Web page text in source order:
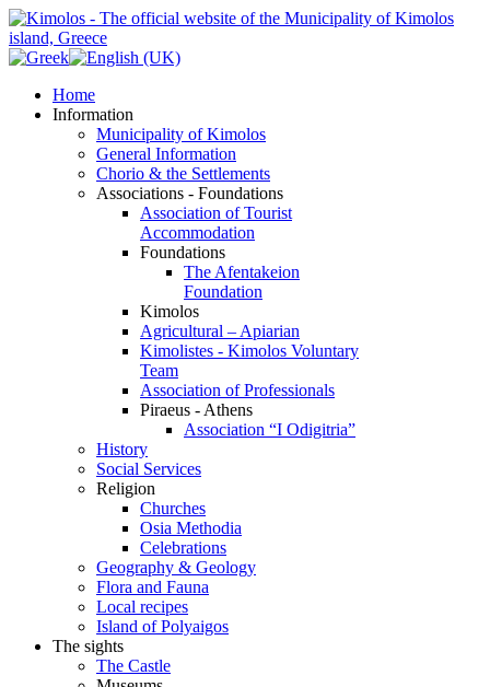
Home
Information
Municipality of Kimolos
General Information
Chorio & the Settlements
Associations - Foundations
Association of Tourist
Accommodation
Foundations
The Afentakeion
Foundation
Kimolos
Agricultural – Apiarian
Kimolistes - Kimolos Voluntary
Team
Association of Professionals
Piraeus - Athens
Association “I Odigitria”
History
Social Services
Religion
Churches
Osia Methodia
Celebrations
Geography & Geology
Flora and Fauna
Local recipes
Island of Polyaigos
The sights
The Castle